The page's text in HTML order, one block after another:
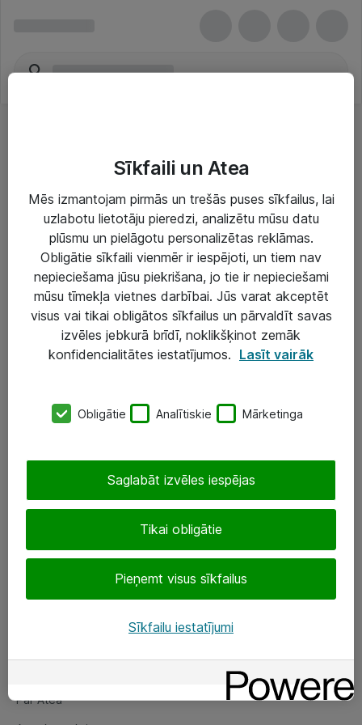
Risinājumi & Pakalpojumi
IT serviss un atbalsts
IT infrastruktūra
Darba vietu IT risinājumi
Serveri un datu centri
SIA „ATEA”
eShop@atea.lv
Sekojiet mums
Par Atea
Par Atea
Sīkfaili un Atea
Mēs izmantojam pirmās un trešās puses sīkfailus, lai
uzlabotu lietotāju pieredzi, analizētu mūsu datu
plūsmu un pielāgotu personalizētas reklāmas.
Obligātie sīkfaili vienmēr ir iespējoti, un tiem nav
nepieciešama jūsu piekrišana, jo tie ir nepieciešami
mūsu tīmekļa vietnes darbībai. Jūs varat akceptēt
visus vai tikai obligātos sīkfailus un pārvaldīt savas
izvēles jebkurā brīdī, noklikšķinot zemāk
konfidencialitātes iestatījumos. Lasīt vairāk
Obligātie Analītiskie Mārketinga
Tikai obligātie
Pieņemt visus sīkfailus
Saglabāt izvēles iespējas
Sīkfailu iestatījumi